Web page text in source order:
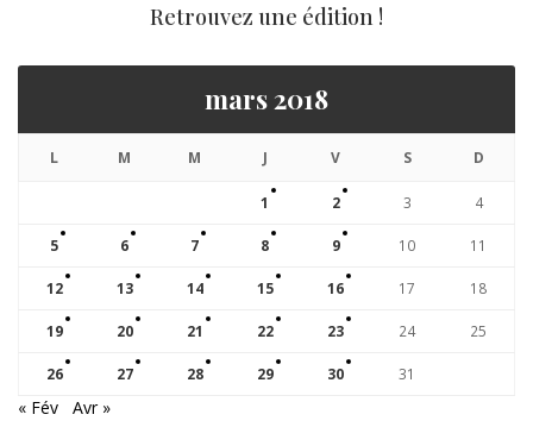
Retrouvez une édition !
mars 2018
L M M J V S D
1 2 3 4
5 6 7 8 9 10 11
12 13 14 15 16 17 18
19 20 21 22 23 24 25
26 27 28 29 30 31
« Fév Avr »